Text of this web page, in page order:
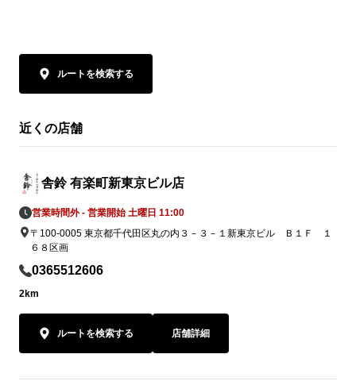
ルートを検索する
近くの店舗
舎鈴 有楽町新東京ビル店
営業時間外 - 営業開始 土曜日 11:00
〒100-0005 東京都千代田区丸の内３－３－１新東京ビル Ｂ１Ｆ １
６８区画
0365512606
2km
ルートを検索する 店舗詳細